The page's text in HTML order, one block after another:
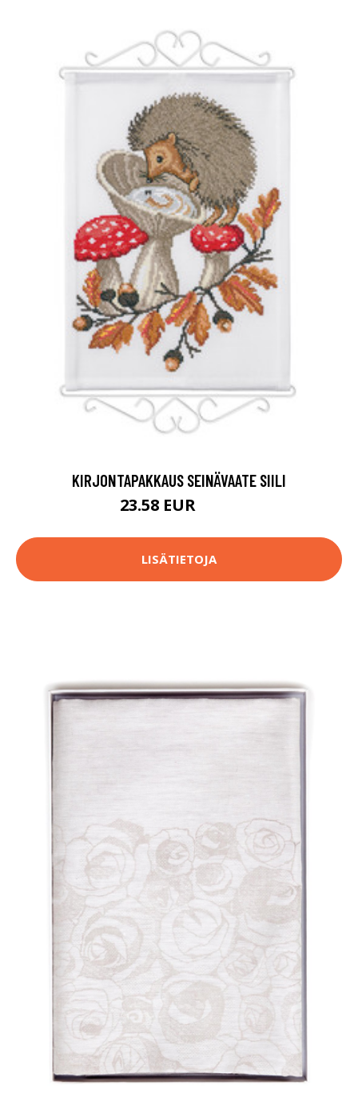
KIRJONTAPAKKAUS SEINÄVAATE SIILI
23.58 EUR
LISÄTIETOJA